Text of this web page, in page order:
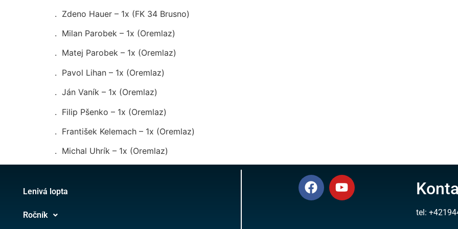
. Zdeno Hauer – 1x (FK 34 Brusno)
. Milan Parobek – 1x (Oremlaz)
. Matej Parobek – 1x (Oremlaz)
. Pavol Lihan – 1x (Oremlaz)
. Ján Vaník – 1x (Oremlaz)
. Filip Pšenko – 1x (Oremlaz)
. František Kelemach – 1x (Oremlaz)
. Michal Uhrík – 1x (Oremlaz)
Lenivá lopta
Ročník tel: